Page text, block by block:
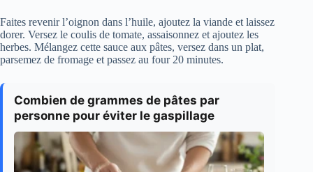
Faites revenir l’oignon dans l’huile, ajoutez la viande et laissez
dorer. Versez le coulis de tomate, assaisonnez et ajoutez les
herbes. Mélangez cette sauce aux pâtes, versez dans un plat,
parsemez de fromage et passez au four 20 minutes.
Combien de grammes de pâtes par
personne pour éviter le gaspillage